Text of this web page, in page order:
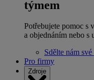
týmem
Potřebujete pomoc s
a objednáním nebo s
Sdělte nám
Pro firmy
Zdroje